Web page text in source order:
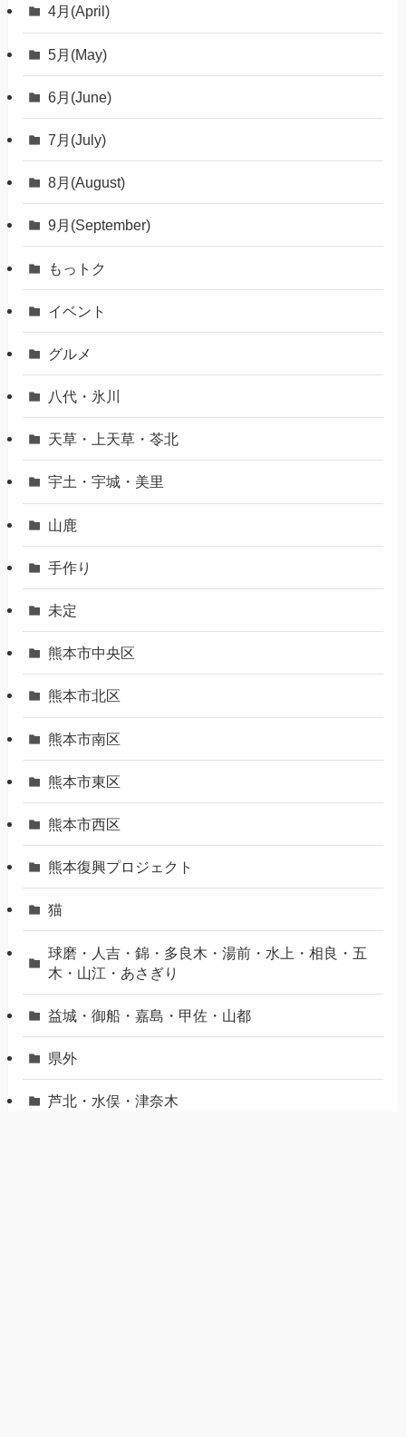
4月(April)
5月(May)
6月(June)
7月(July)
8月(August)
9月(September)
もっトク
イベント
グルメ
八代・氷川
天草・上天草・苓北
宇土・宇城・美里
山鹿
手作り
未定
熊本市中央区
熊本市北区
熊本市南区
熊本市東区
熊本市西区
熊本復興プロジェクト
猫
球磨・人吉・錦・多良木・湯前・水上・相良・五
木・山江・あさぎり
益城・御船・嘉島・甲佐・山都
県外
芦北・水俣・津奈木